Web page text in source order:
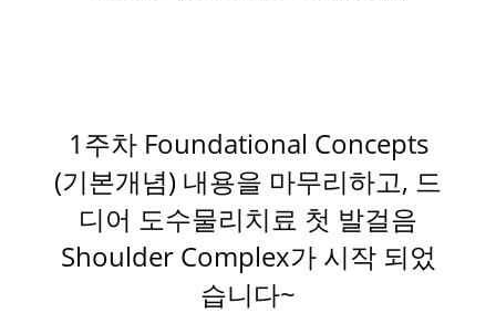
1주차 Foundational Concepts
(기본개념) 내용을 마무리하고, 드
디어 도수물리치료 첫 발걸음
Shoulder Complex가 시작 되었
습니다~